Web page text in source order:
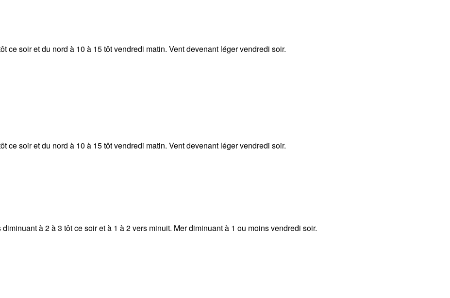
ce soir et du nord à 10 à 15 tôt vendredi matin. Vent devenant léger vendredi soir.
ce soir et du nord à 10 à 15 tôt vendredi matin. Vent devenant léger vendredi soir.
à 2 à 3 tôt ce soir et à 1 à 2 vers minuit. Mer diminuant à 1 ou moins vendredi soir.